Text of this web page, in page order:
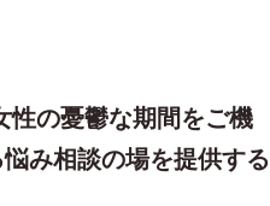
性の憂鬱な期間をご機
み相談の場を提供する